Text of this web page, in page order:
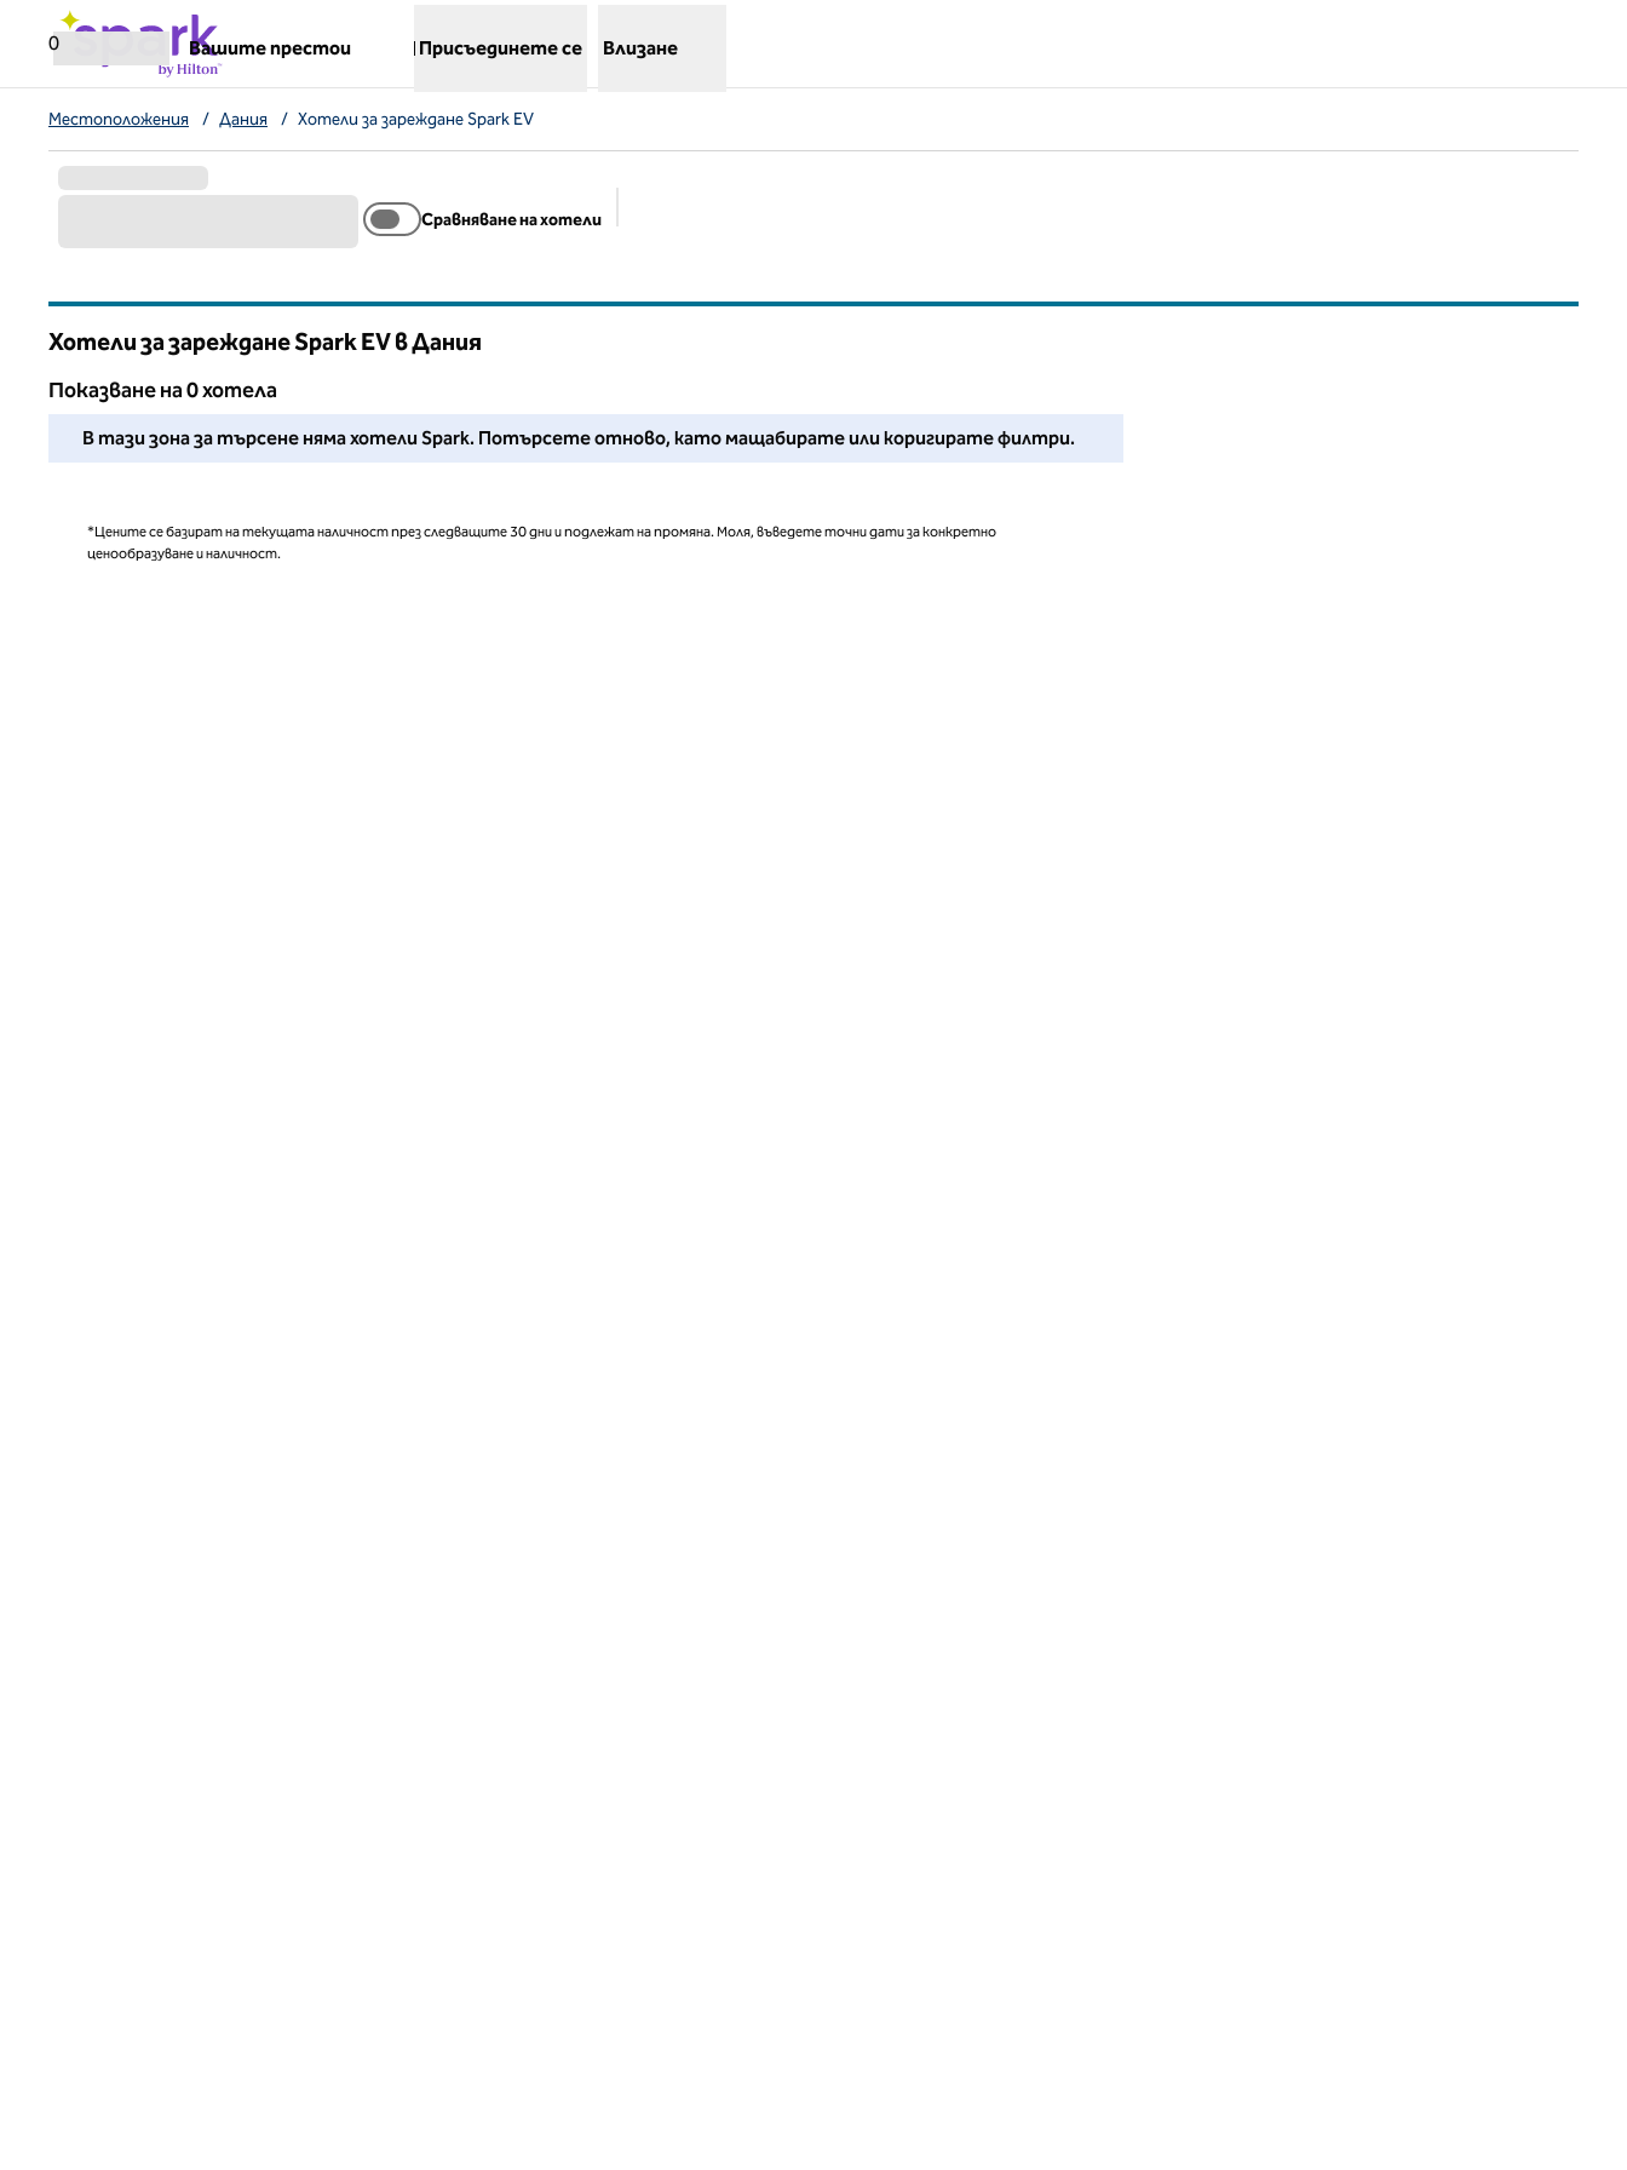
Прескачане към съдържанието
0
Вашите престои
отваря нов раздел
Присъединете се Влизане
Местоположения / Дания / Хотели за зареждане Spark EV
Сравняване на хотели
Хотели за зареждане Spark EV в Дания
Показване на 0 хотела
Не можахме да намерим хотели за Вас в този район. Регулирайте филтрите си или опитайте да намалите мащаба за повече резултати.
В тази зона за търсене няма хотели Spark. Потърсете отново, като мащабирате или коригирате филтри.
*Цените се базират на текущата наличност през следващите 30 дни и подлежат на промяна. Моля, въведете точни дати за конкретно
ценообразуване и наличност.